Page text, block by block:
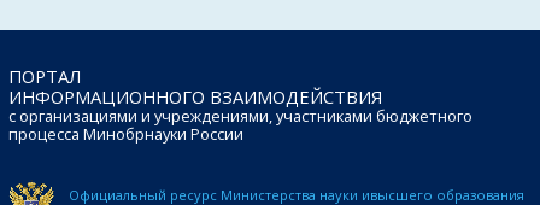
ПОРТАЛ
ИНФОРМАЦИОННОГО ВЗАИМОДЕЙСТВИЯ
с организациями и учреждениями, участниками бюджетного
процесса Минобрнауки России
Официальный ресурс Министерства науки ивысшего образования